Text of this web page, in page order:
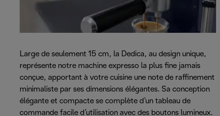
Large de seulement 15 cm, la Dedica, au design unique,
représente notre machine expresso la plus fine jamais
conçue, apportant à votre cuisine une note de raffinement
minimaliste par ses dimensions élégantes. Sa conception
élégante et compacte se complète d’un tableau de
commande facile d’utilisation avec des boutons lumineux.